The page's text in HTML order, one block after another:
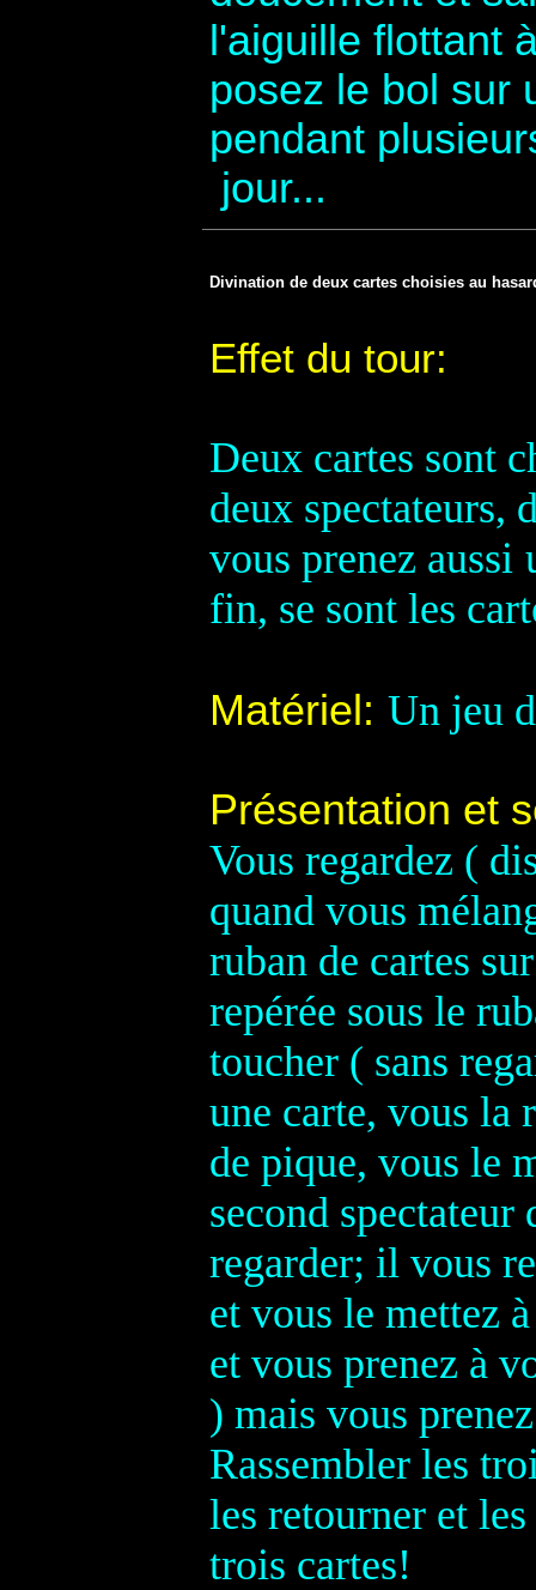
l'aiguille flottant
posez le bol sur
pendant
jour...
Divination de deux cartes choisies au
Effet du tour:
Deux cartes sont
deux spectateurs,
vous prenez aussi
fin, se sont les
Matériel : Un jeu
Présentation et
Vous regardez (
quand vous
ruban de cartes
repérée sous le
toucher ( sans
une carte, vous la
de pique, vous le
second
regarder; il vous
et vous le mettez
et vous prenez à
) mais vous
Rassembler les
les retourner et
trois